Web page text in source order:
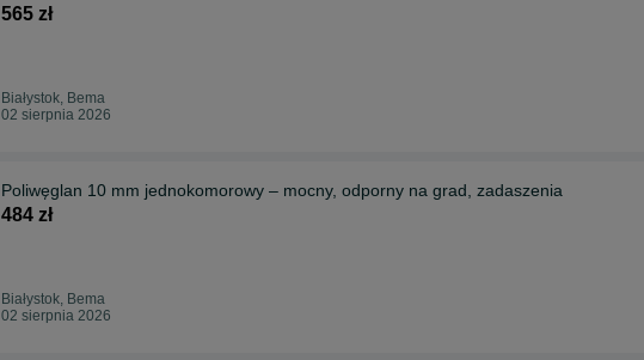
565 zł
Białystok, Bema
02 sierpnia 2026
Poliwęglan 10 mm jednokomorowy – mocny, odporny na grad, zadaszenia
484 zł
Białystok, Bema
02 sierpnia 2026